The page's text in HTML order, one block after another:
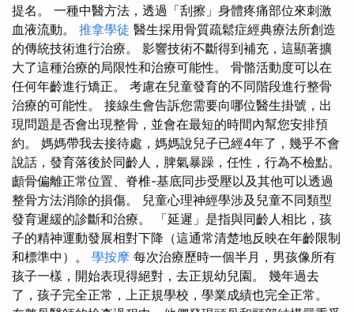
提名。 一種中醫方法，透過「刮擦」身體疼痛部位來刺激
血液流動。 推拿學徒 醫生採用骨質疏鬆症經典療法所創造
的傳統技術進行治療。 影響技術不斷得到補充，這顯著擴
大了這種治療的局限性和治療可能性。 骨骼活動度可以在
任何年齡進行矯正。 考慮在兒童發育的不同階段進行整骨
治療的可能性。 接線生會告訴您需要向哪位醫生掛號，出
現問題是否會出現整骨，並會在最短的時間內幫您安排預
約。 媽媽帶我去接待處，媽媽說兒子已經4年了，幾乎不會
說話，發育落後於同齡人，脾氣暴躁，任性，行為不檢點。
顱骨偏離正常位置、脊椎-基底同步受壓以及其他可以透過
整骨方法消除的損傷。 兒童心理神經學涉及兒童不同類型
發育遲緩的診斷和治療。 「延遲」是指與同齡人相比，孩
子的精神運動發展相對下降（這通常清楚地反映在年齡限制
和標準中）。 學按摩 每次治療歷時一個半月，男孩像所有
孩子一樣，開始表現得絕對，去正規幼兒園。 幾年過去
了，孩子完全正常，上正規學校，學業成績也完全正常。